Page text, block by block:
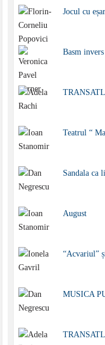
Jocul cu
Basm
Teatrul “
Sandala ca
August
“Acvariul”
MUSICA